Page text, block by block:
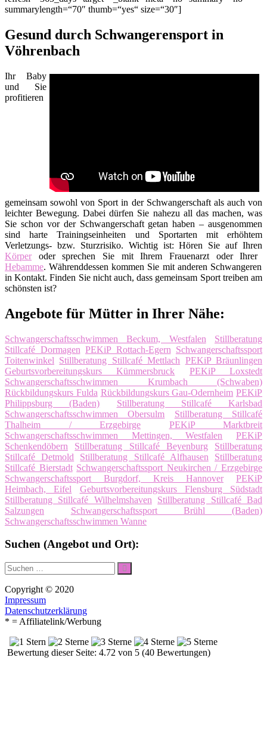
summarylength=“70″ thumb=“yes“ size=“30″]
Gesund durch Schwangerensport in
Vöhrenbach
Ihr Baby
und Sie
profitieren
gemeinsam sowohl von Sport in der Schwangerschaft als auch von
leichter Bewegung. Dabei dürfen Sie nahezu all das machen, was
Sie schon vor der Schwangerschaft getan haben – ausgenommen
sind harte Trainingseinheiten und Sportarten mit erhöhtem
Verletzungs- bzw. Sturzrisiko. Wichtig ist: Hören Sie auf Ihren
Körperoder sprechen Sie mit Ihrem Frauenarzt oder Ihrer
Hebamme. Währenddessen kommen Sie mit anderen Schwangeren
in Kontakt. Finden Sie nicht auch, dass gemeinsam Sport treiben am
schönsten ist?
Angebote für Mütter in Ihrer Nähe:
Schwangerschaftsschwimmen Beckum, Westfalen
Stillberatung
Stillcafé Dormagen PEKiP Rottach-Egern Schwangerschaftssport
Toitenwinkel Stillberatung Stillcafé Mettlach PEKiP Bräunlingen
Geburtsvorbereitungskurs Kümmersbruck
PEKiP Loxstedt
Schwangerschaftsschwimmen Krumbach (Schwaben)
Rückbildungskurs Fulda Rückbildungskurs Gau-Odernheim PEKiP
Philippsburg (Baden)
Stillberatung Stillcafé Karlsbad
Schwangerschaftsschwimmen Obersulm
Stillberatung Stillcafé
Thalheim / Erzgebirge
PEKiP Marktbreit
Schwangerschaftsschwimmen Mettingen, Westfalen
PEKiP
Schenkendöbern
Stillberatung Stillcafé Beyenburg
Stillberatung
Stillcafé Detmold
Stillberatung Stillcafé Alfhausen
Stillberatung
Stillcafé Bierstadt Schwangerschaftssport Neukirchen / Erzgebirge
Schwangerschaftssport Burgdorf, Kreis Hannover
PEKiP
Heimbach, Eifel
Geburtsvorbereitungskurs Flensburg Südstadt
Stillberatung Stillcafé Wilhelmshaven
Stillberatung Stillcafé Bad
Salzungen
Schwangerschaftssport Brühl (Baden)
Schwangerschaftsschwimmen Wanne
Suchen (Angebot und Ort):
Suche
nach:
Suchen
Copyright © 2020
Impressum
Datenschutzerklärung
* = Affiliatelink/Werbung
Bewertung dieser Seite: 4.72 von 5 (40 Bewertungen)